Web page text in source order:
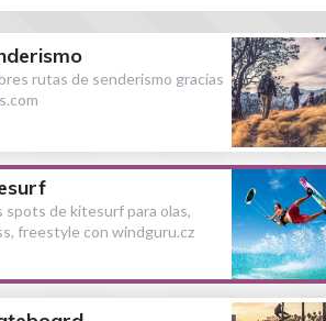
rutas de senderismo gracias
spots de kitesurf para olas,
freestyle con windguru.cz